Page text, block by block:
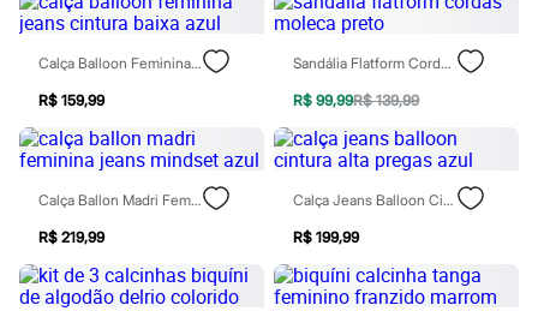
Sapatos
Sandálias e Papetes
Tênis
Moda esportiva
Acessórios
Bermudas
Camisetas
Calças
Calçados
Regatas
Moda íntima
Cuecas
Meias
Pijamas
Calça Balloon Feminina Jeans Cintura Baixa Azul
R$ 159,99
Sandália Flatform Cordas Moleca Preto
R$ 99,99R$ 139,99
Calça Ballon Madri Feminina Jeans Mindset Azul
R$ 219,99
Calça Jeans Balloon Cintura Alta Pregas Azul
R$ 199,99